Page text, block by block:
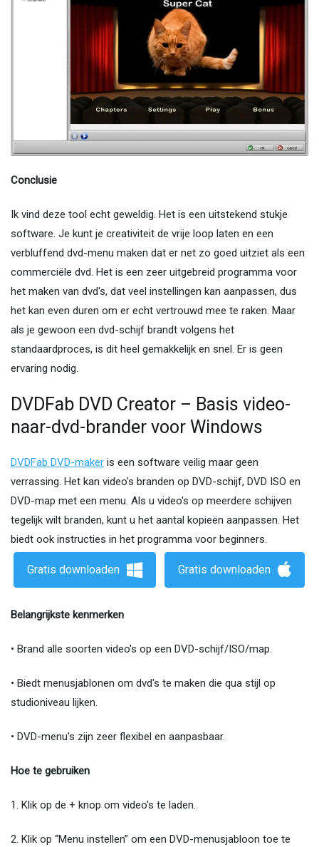
Conclusie
Ik vind deze tool echt geweldig. Het is een uitstekend stukje
software. Je kunt je creativiteit de vrije loop laten en een
verbluffend dvd-menu maken dat er net zo goed uitziet als een
commerciële dvd. Het is een zeer uitgebreid programma voor
het maken van dvd's, dat veel instellingen kan aanpassen, dus
het kan even duren om er echt vertrouwd mee te raken. Maar
als je gewoon een dvd-schijf brandt volgens het
standaardproces, is dit heel gemakkelijk en snel. Er is geen
ervaring nodig.
DVDFab DVD Creator – Basis video-
naar-dvd-brander voor Windows
DVDFab DVD-maker is een software veilig maar geen
verrassing. Het kan video's branden op DVD-schijf, DVD ISO en
DVD-map met een menu. Als u video's op meerdere schijven
tegelijk wilt branden, kunt u het aantal kopieën aanpassen. Het
biedt ook instructies in het programma voor beginners.
Gratis downloaden Gratis downloaden
Belangrijkste kenmerken
• Brand alle soorten video's op een DVD-schijf/ISO/map.
• Biedt menusjablonen om dvd's te maken die qua stijl op
studioniveau lijken.
• DVD-menu's zijn zeer flexibel en aanpasbaar.
Hoe te gebruiken
1. Klik op de + knop om video's te laden.
2. Klik op “Menu instellen” om een ​​DVD-menusjabloon toe te